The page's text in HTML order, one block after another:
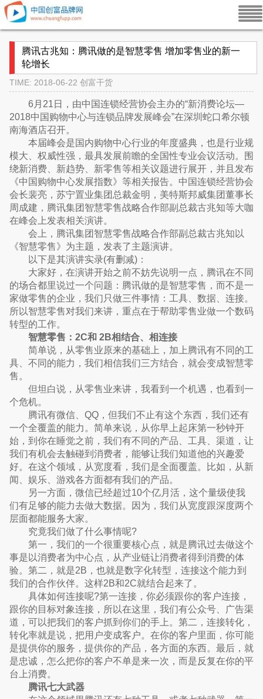
腾讯古兆知：腾讯做的是智慧零售 增加零售业的新一
轮增长
TIME: 2018-06-22 创富干货
6月21日，由中国连锁经营协会主办的“新消费论坛—
2018中国购物中心与连锁品牌发展峰会”在深圳蛇口希尔顿
南海酒店召开。
本届峰会是国内购物中心行业的年度盛典，也是行业规
模大、权威性强，最具发展前瞻的全国性专业会议活动。围
绕新消费、新趋势、新零售等相关议题进行展开，并且发布
《中国购物中心发展指数》等相关报告。中国连锁经营协会
会长裴亮，苏宁置业集团总裁金明，美特斯邦威集团董事长
周成建，腾讯集团智慧零售战略合作部副总裁古兆知等大咖
在峰会上发表相关演讲。
会上，腾讯集团智慧零售战略合作部副总裁古兆知以
《智慧零售》为主题，发表了主题演讲。
以下是其演讲实录(有删减)：
大家好，在演讲开始之前不妨先说明一点，腾讯在不同
的场合都里说过一个问题：腾讯做的是智慧零售，而不是一
家做零售的企业，我们只做三件事情：工具、数据、连接。
所以智慧零售对我们来讲，重点在于帮助零售业做一个数码
转型的工作。
智慧零售：2C和 2B相结合、相连接
简单说，从零售业原来的基础上，加上腾讯有不同的工
具、不同的能力，我们相信我们三方结合，就会变成智慧零
售。
但坦白说，从零售业来讲，我看到一个机遇，也看到一
个危机。
腾讯有微信、QQ，但我们不止有这个东西，我们还有
一个全覆盖的能力。简单来说，从你早上起床第一秒钟开
始，到你在睡觉之前，我们有不同的产品、工具、渠道，让
我们有机会去触碰到消费者，能够让我们知道他的兴趣爱
好。在这个领域，从宽度看，我们是全面覆盖。比如，从新
闻、娱乐、游戏各方面都有我们的产品。
另一方面，微信已经超过10个亿月活，这个量级使我
们有足够的能力去做大数据。因为，我们从宽度跟深度两个
层面都能服务大家。
究竟我们做了什么事情呢?
第一，我们的一个很重要核心点，就是腾讯过去做这个
事是以消费者为中心点，从产业链让消费者得到消费的体
验。第二，就是2B，也就是数字化转型，连接这个能力到
我们的合作伙伴。这样2B和2C就结合起来了。
具体如何连接呢?第一连接，你必须跟你的客户连接，
跟你的目标对象连接，所以在这里，我们有公众号、广告渠
道，可以把我们的客户抓到你们的手上。第二，连接转化，
转化率就是说，把用户变成客户。在你的客户里面，你可能
是提供你的服务，提供你的产品，各方面的东西。最后，就
是忠诚，怎么把你的客户不单是来一次，而是反复在你的平
台上消费。
腾讯七大武器